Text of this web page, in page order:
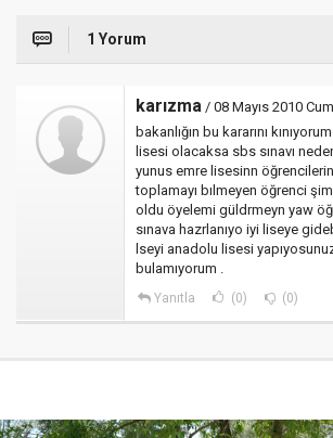
1 Yorum
karızma / 08 Mayıs 2010
bakanlığın bu kararını
lisesi olacaksa sbs sınavı
yunus emre lisesinn
toplamayı bılmeyen öğrenci
oldu öyelemi güldrmeyn yaw
sınava hazrlanıyo iyi liseye
lseyi anadolu lisesi
bulamıyorum .
Yanıtla (0) (0)